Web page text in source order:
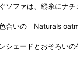
ソファは、縦糸にナ
合いの Naturals
シェードとおそろいの